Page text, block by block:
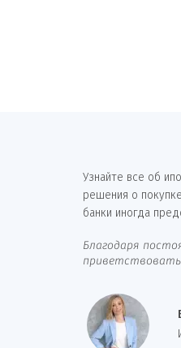
Узнайте все об
решения о
банки иногда
Благодаря
приветствовать